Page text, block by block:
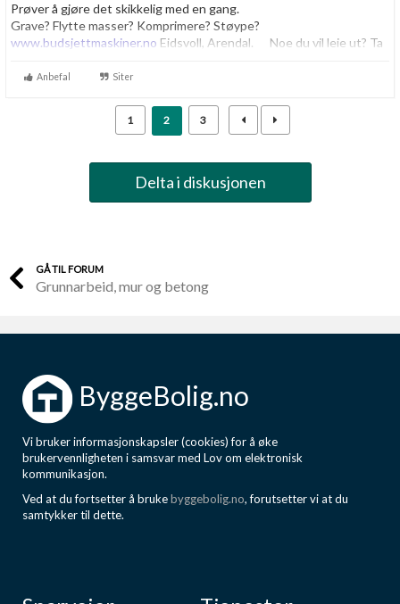
Prøver å gjøre det skikkelig med en gang.
Grave? Flytte masser? Komprimere? Støype?
www.budsjettmaskiner.no Eidsvoll, Arendal. Noe du vil leie ut? Ta
Anbefal Siter
1 2 3
Delta i diskusjonen
GÅ TIL FORUM
Grunnarbeid, mur og betong
ByggeBolig.no
Vi bruker informasjonskapsler (cookies) for å øke
brukervennligheten i samsvar med Lov om elektronisk
kommunikasjon.
Ved at du fortsetter å brukebyggebolig.no, forutsetter vi at du
samtykker til dette.